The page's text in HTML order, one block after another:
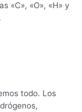
«C», «O», «H» y
todo. Los